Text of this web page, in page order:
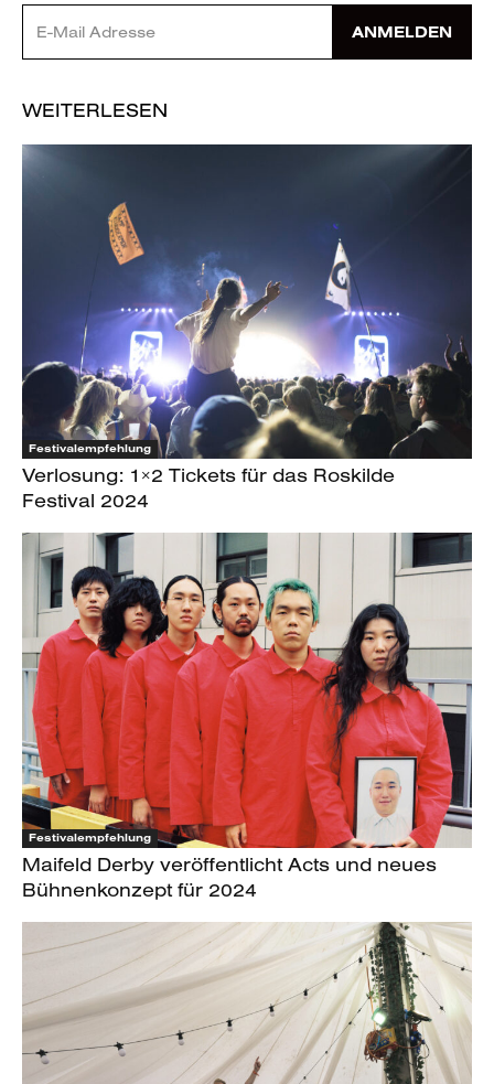
ANMELDEN
WEITERLESEN
Festivalempfehlung
Verlosung: 1×2 Tickets für das Roskilde
Festival 2024
Festivalempfehlung
Maifeld Derby veröffentlicht Acts und neues
Bühnenkonzept für 2024